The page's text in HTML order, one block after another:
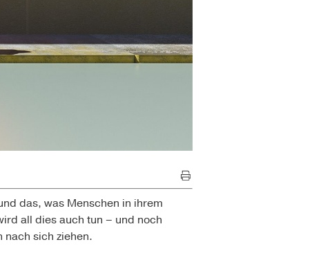
das, was Menschen in ihrem
all dies auch tun – und noch
sich ziehen.